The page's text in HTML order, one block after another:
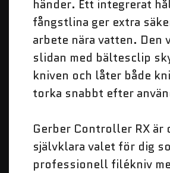
händer. Ett integrerat
fångstlina ger extra
arbete nära vatten. Den
slidan med bältesclip
kniven och låter både
torka snabbt efter
Gerber Controller RX är
självklara valet för dig
professionell filékniv